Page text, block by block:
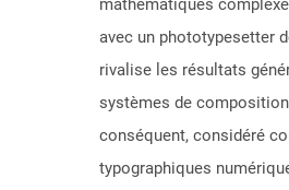
mathématiques
avec un phototypesetter
rivalise les résultats
systèmes de
conséquent, considéré
typographiques